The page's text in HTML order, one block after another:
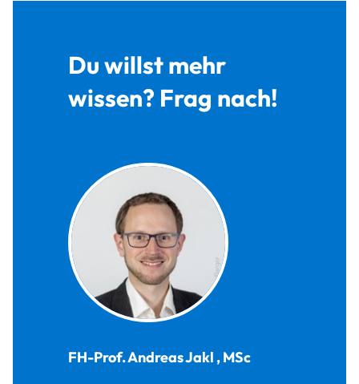
Du willst mehr
wissen? Frag nach!
FH-Prof.AndreasJakl ,MSc